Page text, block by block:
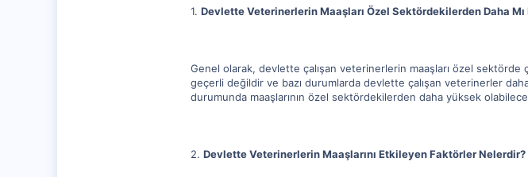
1. Devlette Veterinerlerin Maaşları Özel Sektördekilerden Daha Mı
Genel olarak, devlette çalışan veterinerlerin maaşları özel
geçerli değildir ve bazı durumlarda devlette çalışan veterinerler
durumunda maaşlarının özel sektördekilerden daha yüksek
2. Devlette Veterinerlerin Maaşlarını Etkileyen Faktörler Nelerdir?